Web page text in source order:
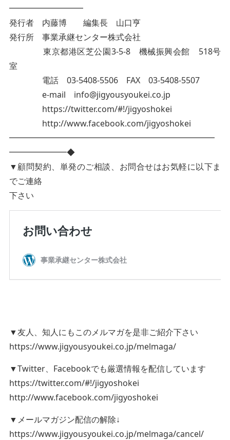
━━━━━━━━━
発行者 内藤博 編集長 山口亨
発行所 事業承継センター株式会社
東京都港区芝公園3-5-8 機械振興会館 518号
室
電話 03-5408-5506 FAX 03-5408-5507
e-mail info@jigyousyoukei.co.jp
https://twitter.com/#!/jigyoshokei
http://www.facebook.com/jigyoshokei
━━━━━━━━━━━━━━━━━━━━━━━━━
━━━━━━━◆
▼顧問契約、単発のご相談、お問合せはお気軽に以下ま
でご連絡
下さい
▼友人、知人にもこのメルマガを是非ご紹介下さい
https://www.jigyousyoukei.co.jp/melmaga/
▼Twitter、Facebookでも厳選情報を配信しています
https://twitter.com/#!/jigyoshokei
http://www.facebook.com/jigyoshokei
▼メールマガジン配信の解除↓
https://www.jigyousyoukei.co.jp/melmaga/cancel/